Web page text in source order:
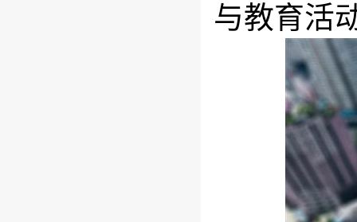
与教育活